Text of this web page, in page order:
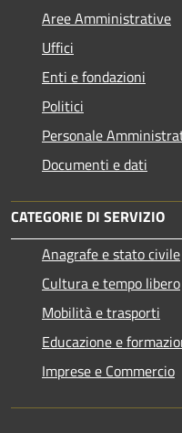
Aree Amministrative
Uffici
Enti e fondazioni
Politici
Personale
Documenti e dati
CATEGORIE DI SERVIZIO
Anagrafe e stato civile
Cultura e tempo libero
Mobilità e trasporti
Educazione e
Imprese e Commercio